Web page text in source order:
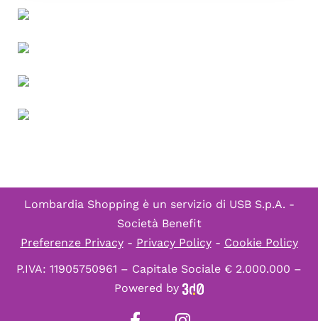
Lombardia Shopping è un servizio di USB S.p.A. -
Società Benefit
Preferenze Privacy- Privacy Policy- Cookie Policy
P.IVA: 11905750961 – Capitale Sociale € 2.000.000 –
Powered by